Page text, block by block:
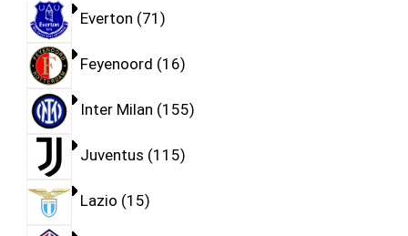
Everton 71
Feyenoord 16
Inter Milan 155
Juventus 115
Lazio 15